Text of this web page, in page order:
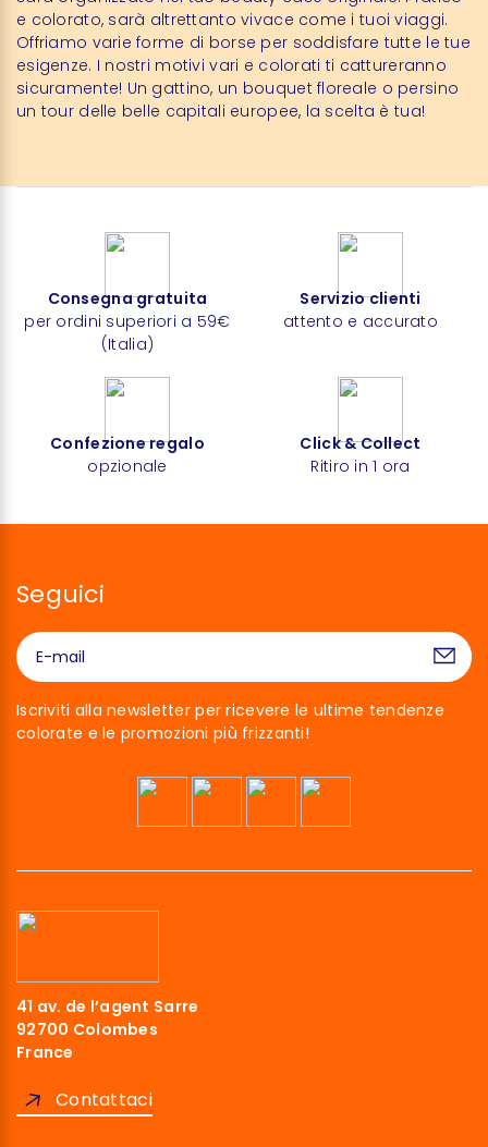
e colorato, sarà altrettanto vivace come i tuoi viaggi.
Offriamo varie forme di borse per soddisfare tutte le tue
esigenze. I nostri motivi vari e colorati ti cattureranno
sicuramente! Un gattino, un bouquet floreale o persino
un tour delle belle capitali europee, la scelta è tua!
Consegna gratuita
per ordini superiori a 59€
(Italia)
Servizio clienti
attento e accurato
Confezione regalo
opzionale
Click & Collect
Ritiro in 1 ora
Seguici
Iscriviti alla newsletter per ricevere le ultime tendenze
colorate e le promozioni più frizzanti!
41 av. de l’agent Sarre
92700 Colombes
France
Contattaci